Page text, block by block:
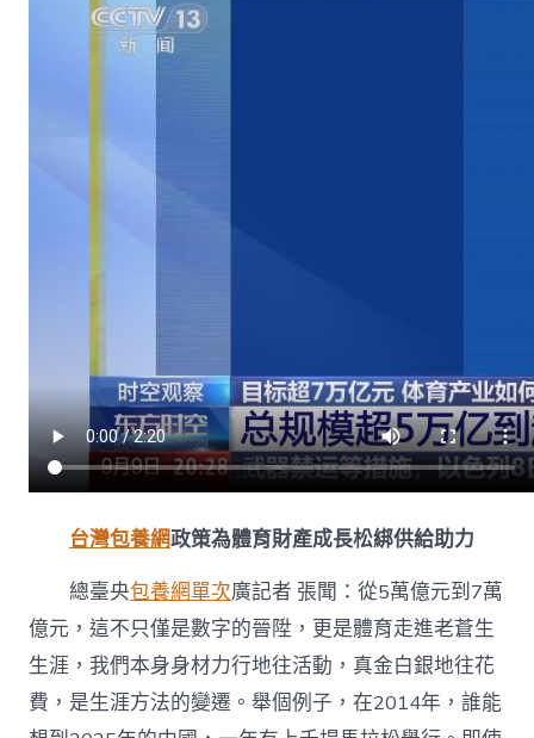
台灣包養網政策為體育財產成長松綁供給助力
總臺央包養網單次廣記者 張聞：從5萬億元到7萬
億元，這不只僅是數字的晉陞，更是體育走進老蒼生
生涯，我們本身身材力行地往活動，真金白銀地往花
費，是生涯方法的變遷。舉個例子，在2014年，誰能